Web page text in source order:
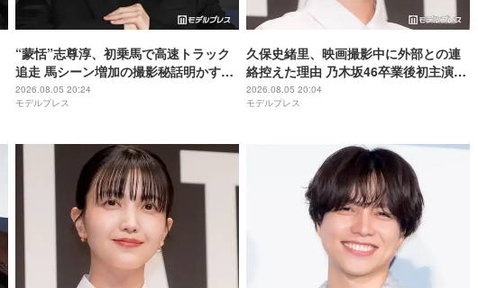
“蒙恬”志尊淳、初乗馬で高速トラック
追走 馬シーン増加の撮影秘話明かす
【キングダム 魂の決戦】
2026.08.05 20:24
モデルプレス
久保史緒里、映画撮影中に外部との連
絡控えた理由 乃木坂46卒業後初主演で
母親役に【世界は美しいと誰かが言っ
た】
2026.08.05 20:04
モデルプレス